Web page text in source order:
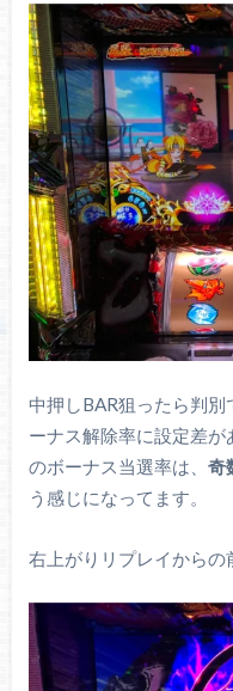
中押しBAR狙ったら判
ーナス解除率に設定差
のボーナス当選率は、 奇
う感じになってます。
右上がりリプレイからの